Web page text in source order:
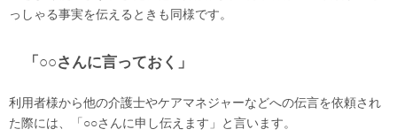
っしゃる事実を伝えるときも同様です。
「○○さんに言っておく」
利用者様から他の介護士やケアマネジャーなどへの伝言を依頼され
た際には、「○○さんに申し伝えます」と言います。